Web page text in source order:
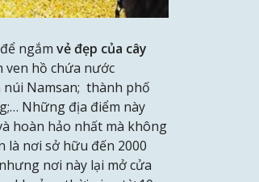
ngắm vẻ đẹp của cây
ven hồ chứa nước
núi Namsan; thành phố
Những địa điểm này
hoàn hảo nhất mà không
là nơi sở hữu đến 2000
nơi này lại mở cửa